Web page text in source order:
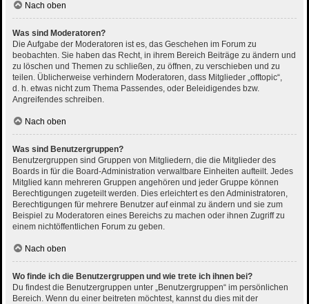
Nach oben
Was sind Moderatoren?
Die Aufgabe der Moderatoren ist es, das Geschehen im Forum zu
beobachten. Sie haben das Recht, in ihrem Bereich Beiträge zu ändern und
zu löschen und Themen zu schließen, zu öffnen, zu verschieben und zu
teilen. Üblicherweise verhindern Moderatoren, dass Mitglieder „offtopic“,
d. h. etwas nicht zum Thema Passendes, oder Beleidigendes bzw.
Angreifendes schreiben.
Nach oben
Was sind Benutzergruppen?
Benutzergruppen sind Gruppen von Mitgliedern, die die Mitglieder des
Boards in für die Board-Administration verwaltbare Einheiten aufteilt. Jedes
Mitglied kann mehreren Gruppen angehören und jeder Gruppe können
Berechtigungen zugeteilt werden. Dies erleichtert es den Administratoren,
Berechtigungen für mehrere Benutzer auf einmal zu ändern und sie zum
Beispiel zu Moderatoren eines Bereichs zu machen oder ihnen Zugriff zu
einem nichtöffentlichen Forum zu geben.
Nach oben
Wo finde ich die Benutzergruppen und wie trete ich ihnen bei?
Du findest die Benutzergruppen unter „Benutzergruppen“ im persönlichen
Bereich. Wenn du einer beitreten möchtest, kannst du dies mit der